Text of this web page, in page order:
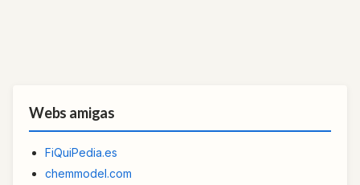
Webs amigas
FiQuiPedia.es
chemmodel.com